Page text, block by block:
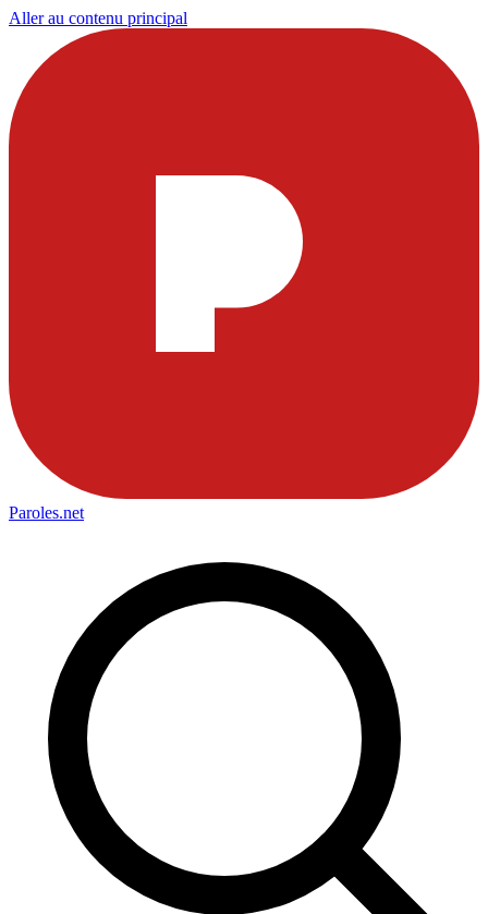
Aller au contenu principal
Paroles.net